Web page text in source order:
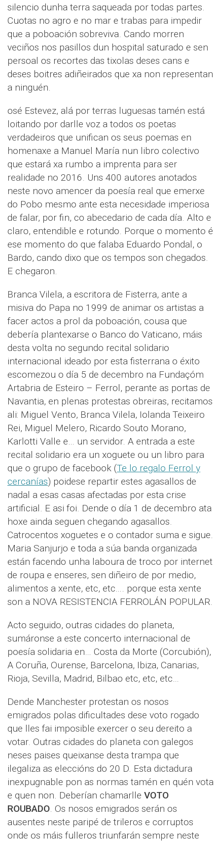
silencio dunha terra saqueada por todas partes.
Cuotas no agro e no mar e trabas para impedir
que a poboación sobreviva. Cando morren
veciños nos pasillos dun hospital saturado e sen
persoal os recortes das tixolas deses cans e
deses boitres adiñeirados que xa non representan
a ninguén.
osé Estevez, alá por terras luguesas tamén está
loitando por darlle voz a todos os poetas
verdadeiros que unifican os seus poemas en
homenaxe a Manuel María nun libro colectivo
que estará xa rumbo a imprenta para ser
realidade no 2016. Uns 400 autores anotados
neste novo amencer da poesía real que emerxe
do Pobo mesmo ante esta necesidade imperiosa
de falar, por fin, co abecedario de cada día. Alto e
claro, entendible e rotundo. Porque o momento é
ese momento do que falaba Eduardo Pondal, o
Bardo, cando dixo que os tempos son chegados.
E chegaron.
Branca Vilela, a escritora de Fisterra, ante a
misiva do Papa no 1999 de animar os artistas a
facer actos a prol da poboación, cousa que
debería plantexarse o Banco do Vaticano, máis
desta volta no segundo recital solidario
internacional ideado por esta fisterrana o éxito
escomezou o día 5 de decembro na Fundaçóm
Artabria de Esteiro – Ferrol, perante as portas de
Navantia, en plenas protestas obreiras, recitamos
ali: Miguel Vento, Branca Vilela, Iolanda Teixeiro
Rei, Miguel Melero, Ricardo Souto Morano,
Karlotti Valle e… un servidor. A entrada a este
recital solidario era un xoguete ou un libro para
que o grupo de facebook (Te lo regalo Ferrol y
cercanías) poidese repartir estes agasallos de
nadal a esas casas afectadas por esta crise
artificial. E asi foi. Dende o día 1 de decembro ata
hoxe ainda seguen chegando agasallos.
Catrocentos xoguetes e o contador suma e sigue.
Maria Sanjurjo e toda a súa banda organizada
están facendo unha laboura de troco por internet
de roupa e enseres, sen diñeiro de por medio,
alimentos a xente, etc, etc…. porque esta xente
son a NOVA RESISTENCIA FERROLÁN POPULAR.
Acto seguido, outras cidades do planeta,
sumáronse a este concerto internacional de
poesía solidaria en… Costa da Morte (Corcubión),
A Coruña, Ourense, Barcelona, Ibiza, Canarias,
Rioja, Sevilla, Madrid, Bilbao etc, etc, etc…
Dende Manchester protestan os nosos
emigrados polas dificultades dese voto rogado
que lles fai imposible exercer o seu dereito a
votar. Outras cidades do planeta con galegos
neses paises queixanse desta trampa que
ilegaliza as eleccións do 20 D. Esta dictadura
inexpugnable pon as normas tamén en quén vota
e quen non. Deberían chamarlle VOTO
ROUBADO. Os nosos emigrados serán os
ausentes neste paripé de trileros e corruptos
onde os máis fulleros triunfarán sempre neste